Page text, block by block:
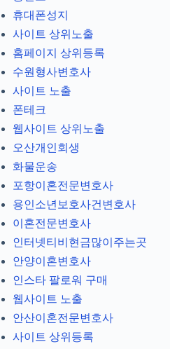
휴대폰성지
사이트 상위노출
홈페이지 상위등록
수원형사변호사
사이트 노출
폰테크
웹사이트 상위노출
오산개인회생
화물운송
포항이혼전문변호사
용인소년보호사건변호사
이혼전문변호사
인터넷티비현금많이주는곳
안양이혼변호사
인스타 팔로워 구매
웹사이트 노출
안산이혼전문변호사
사이트 상위등록